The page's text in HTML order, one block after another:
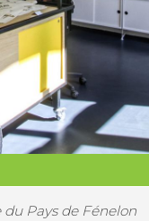
du Pays de Fénelon